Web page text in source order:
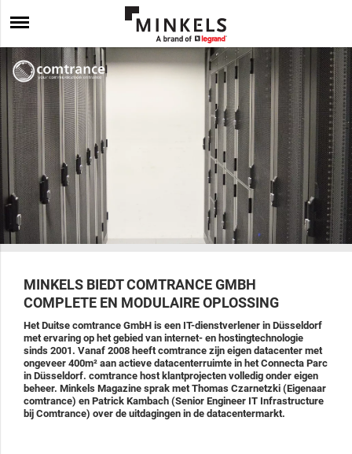
MINKELS BIEDT COMTRANCE GMBH
COMPLETE EN MODULAIRE OPLOSSING
Het Duitse comtrance GmbH is een IT-dienstverlener in Düsseldorf
met ervaring op het gebied van internet- en hostingtechnologie
sinds 2001. Vanaf 2008 heeft comtrance zijn eigen datacenter met
ongeveer 400m² aan actieve datacenterruimte in het Connecta Parc
in Düsseldorf. comtrance host klantprojecten volledig onder eigen
beheer. Minkels Magazine sprak met Thomas Czarnetzki (Eigenaar
comtrance) en Patrick Kambach (Senior Engineer IT Infrastructure
bij Comtrance) over de uitdagingen in de datacentermarkt.